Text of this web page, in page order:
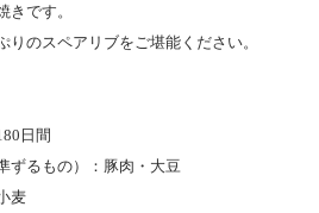
きです。
りのスペアリブをご堪能ください。
日間
ずるもの）：豚肉・大豆
麦